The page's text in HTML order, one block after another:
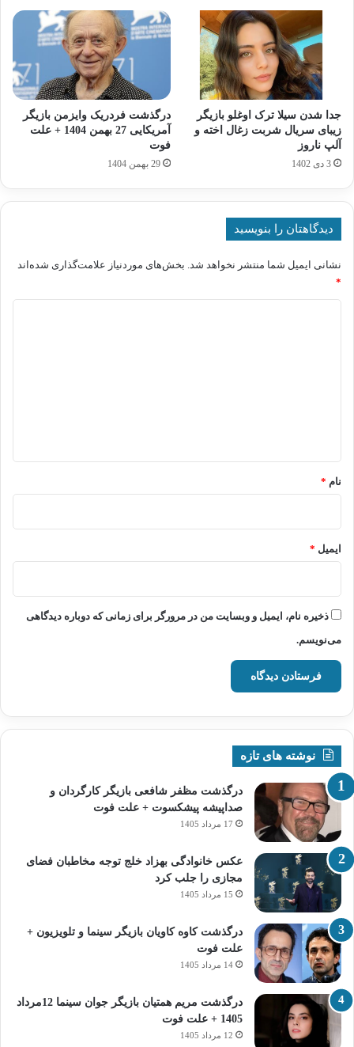
جدا شدن سیلا ترک اوغلو بازیگر
زیبای سریال شربت زغال اخته و
آلپ ناروز
3 دی 1402
درگذشت فردریک وایزمن بازیگر
آمریکایی 27 بهمن 1404 + علت
فوت
29 بهمن 1404
دیدگاهتان را بنویسید
نشانی ایمیل شما منتشر نخواهد شد. بخش‌های موردنیاز علامت‌گذاری شده‌اند
*
نام *
ایمیل *
ذخیره نام، ایمیل و وبسایت من در مرورگر برای زمانی که دوباره دیدگاهی
می‌نویسم.
نوشته های تازه
درگذشت مظفر شافعی بازیگر کارگردان و
صداپیشه پیشکسوت + علت فوت
17 مرداد 1405
عکس خانوادگی بهزاد خلج توجه مخاطبان فضای
مجازی را جلب کرد
15 مرداد 1405
درگذشت کاوه کاویان بازیگر سینما و تلویزیون +
علت فوت
14 مرداد 1405
درگذشت مریم همتیان بازیگر جوان سینما 12مرداد
1405 + علت فوت
12 مرداد 1405